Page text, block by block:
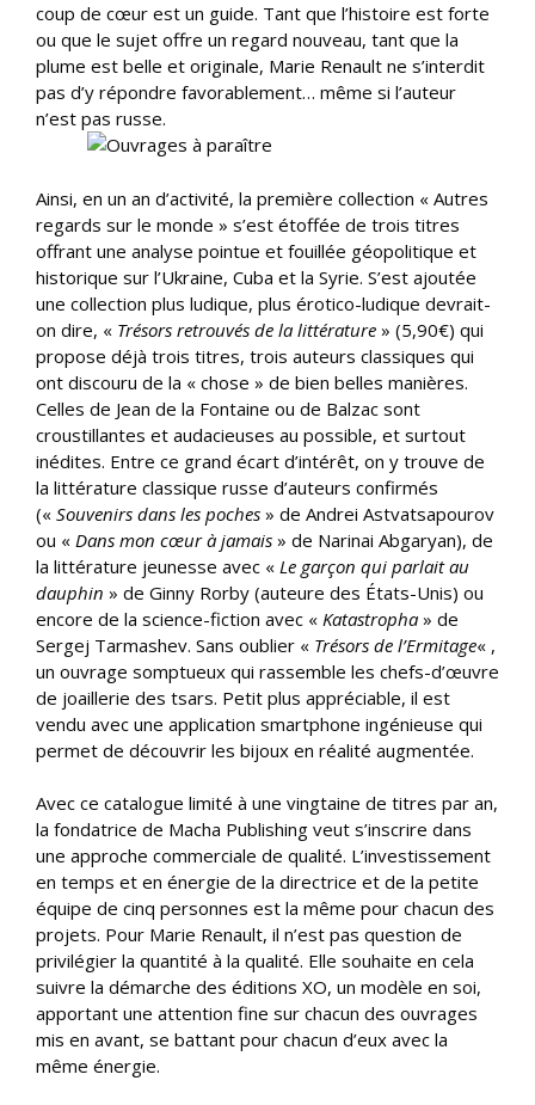
coup de cœur est un guide. Tant que l’histoire est forte
ou que le sujet offre un regard nouveau, tant que la
plume est belle et originale, Marie Renault ne s’interdit
pas d’y répondre favorablement… même si l’auteur
n’est pas russe.
Ainsi, en un an d’activité, la première collection « Autres
regards sur le monde » s’est étoffée de trois titres
offrant une analyse pointue et fouillée géopolitique et
historique sur l’Ukraine, Cuba et la Syrie. S’est ajoutée
une collection plus ludique, plus érotico-ludique devrait-
on dire, « Trésors retrouvés de la littérature » (5,90€) qui
propose déjà trois titres, trois auteurs classiques qui
ont discouru de la « chose » de bien belles manières.
Celles de Jean de la Fontaine ou de Balzac sont
croustillantes et audacieuses au possible, et surtout
inédites. Entre ce grand écart d’intérêt, on y trouve de
la littérature classique russe d’auteurs confirmés
(« Souvenirs dans les poches » de Andrei Astvatsapourov
ou « Dans mon cœur à jamais » de Narinai Abgaryan), de
la littérature jeunesse avec « Le garçon qui parlait au
dauphin » de Ginny Rorby (auteure des États-Unis) ou
encore de la science-fiction avec « Katastropha » de
Sergej Tarmashev. Sans oublier « Trésors de l’Ermitage« ,
un ouvrage somptueux qui rassemble les chefs-d’œuvre
de joaillerie des tsars. Petit plus appréciable, il est
vendu avec une application smartphone ingénieuse qui
permet de découvrir les bijoux en réalité augmentée.
Avec ce catalogue limité à une vingtaine de titres par an,
la fondatrice de Macha Publishing veut s’inscrire dans
une approche commerciale de qualité. L’investissement
en temps et en énergie de la directrice et de la petite
équipe de cinq personnes est la même pour chacun des
projets. Pour Marie Renault, il n’est pas question de
privilégier la quantité à la qualité. Elle souhaite en cela
suivre la démarche des éditions XO, un modèle en soi,
apportant une attention fine sur chacun des ouvrages
mis en avant, se battant pour chacun d’eux avec la
même énergie.